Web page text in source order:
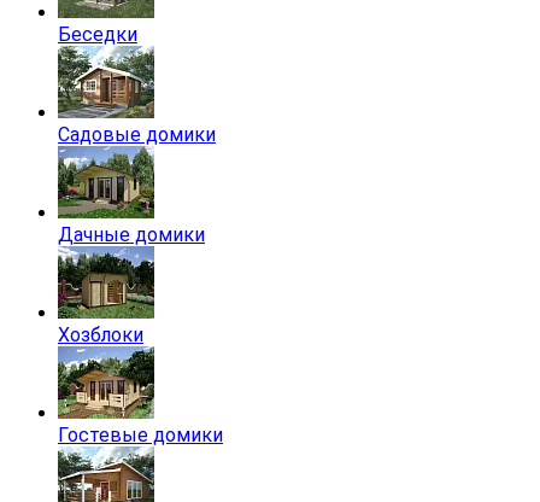
Беседки
Садовые домики
Дачные домики
Хозблоки
Гостевые домики